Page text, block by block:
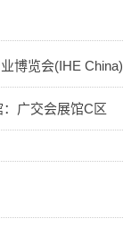
博览会(IHE China)
广交会展馆C区